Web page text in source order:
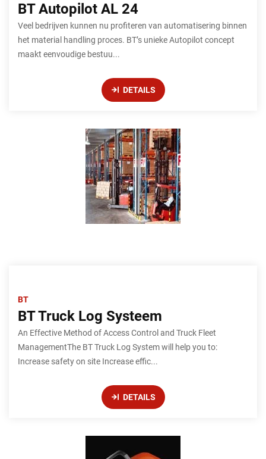
BT Autopilot AL 24
Veel bedrijven kunnen nu profiteren van automatisering binnen
het material handling proces. BT’s unieke Autopilot concept
maakt eenvoudige bestuu...
DETAILS
BT
BT Truck Log Systeem
An Effective Method of Access Control and Truck Fleet
ManagementThe BT Truck Log System will help you to:
Increase safety on site Increase effic...
DETAILS